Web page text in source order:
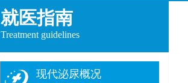
就医指南
Treatment guidelines
现代泌尿概况